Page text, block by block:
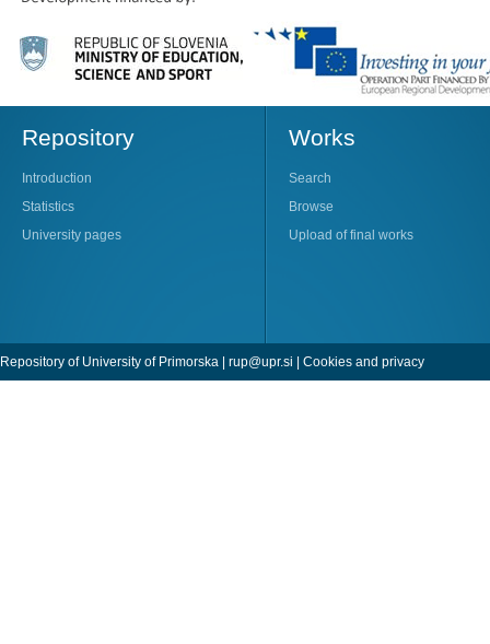
Repository
Introduction
Statistics
University pages
Works
Search
Browse
Upload of final works
Repository of University of Primorska | rup@upr.si | Cookies and privacy